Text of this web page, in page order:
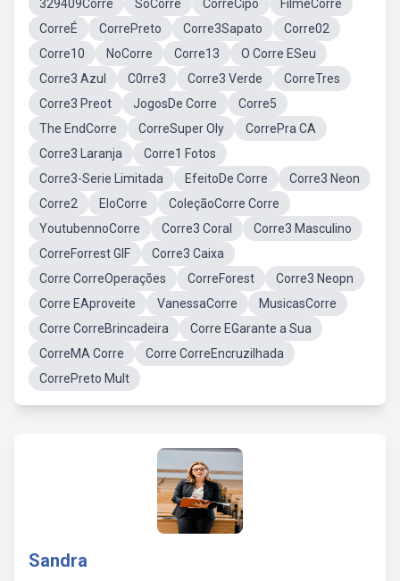
329409Corre SoCorre CorreCipó
FilmeCorre
CorreÉ
CorrePreto Corre3Sapato
Corre02
Corre10
NoCorre Corre13
O Corre ESeu
Corre3 Azul
C0rre3 Corre3 Verde
CorreTres
Corre3 Preot
JogosDe Corre
Corre5
The EndCorre
CorreSuper Oly
CorrePra CA
Corre3 Laranja
Corre1 Fotos
Corre3-Serie Limitada
EfeitoDe Corre
Corre3 Neon
Corre2
EloCorre
ColeçãoCorre Corre
YoutubennoCorre
Corre3 Coral
Corre3 Masculino
CorreForrest GIF
Corre3 Caixa
Corre CorreOperações
CorreForest
Corre3 Neopn
Corre EAproveite
VanessaCorre
MusicasCorre
Corre CorreBrincadeira
Corre EGarante a Sua
CorreMA Corre
Corre CorreEncruzilhada
CorrePreto Mult
Sandra